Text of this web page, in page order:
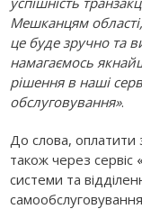
Мешканцям
це буде зручно та
намагаємось
рішення в наші
обслуговування».
До слова, оплатити
також через сервіс
системи та
самообслуговування